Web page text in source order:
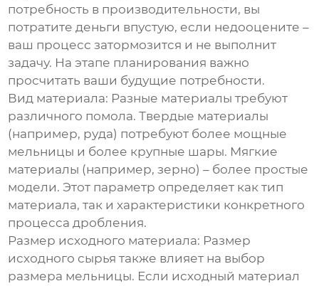
потребность в производительности, вы
потратите деньги впустую, если недооцените –
ваш процесс затормозится и не выполнит
задачу. На этапе планирования важно
просчитать ваши будущие потребности.
Вид материала: Разные материалы требуют
различного помола. Твердые материалы
(например, руда) потребуют более мощные
мельницы и более крупные шары. Мягкие
материалы (например, зерно) – более простые
модели. Этот параметр определяет как тип
материала, так и характеристики конкретного
процесса дробления.
Размер исходного материала: Размер
исходного сырья также влияет на выбор
размера мельницы. Если исходный материал